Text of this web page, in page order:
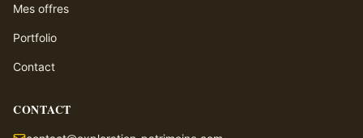
Mes offres
Portfolio
Contact
CONTACT